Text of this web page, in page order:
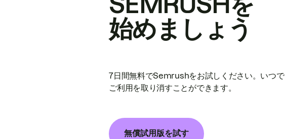
始めましょう
7日間無料でSemrushをお試しください。いつ
ご利用を取り消すことができます。
無償試用版を試す